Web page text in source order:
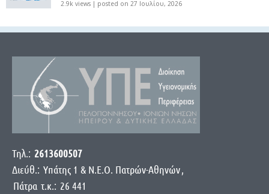
2.9k views | posted on 27 Ιουλίου, 2026
Τηλ.: 2613600507
Διεύθ.: Yπάτης 1 & Ν.Ε.Ο. Πατρών-Αθηνών,
Πάτρα τ.κ.: 26 441